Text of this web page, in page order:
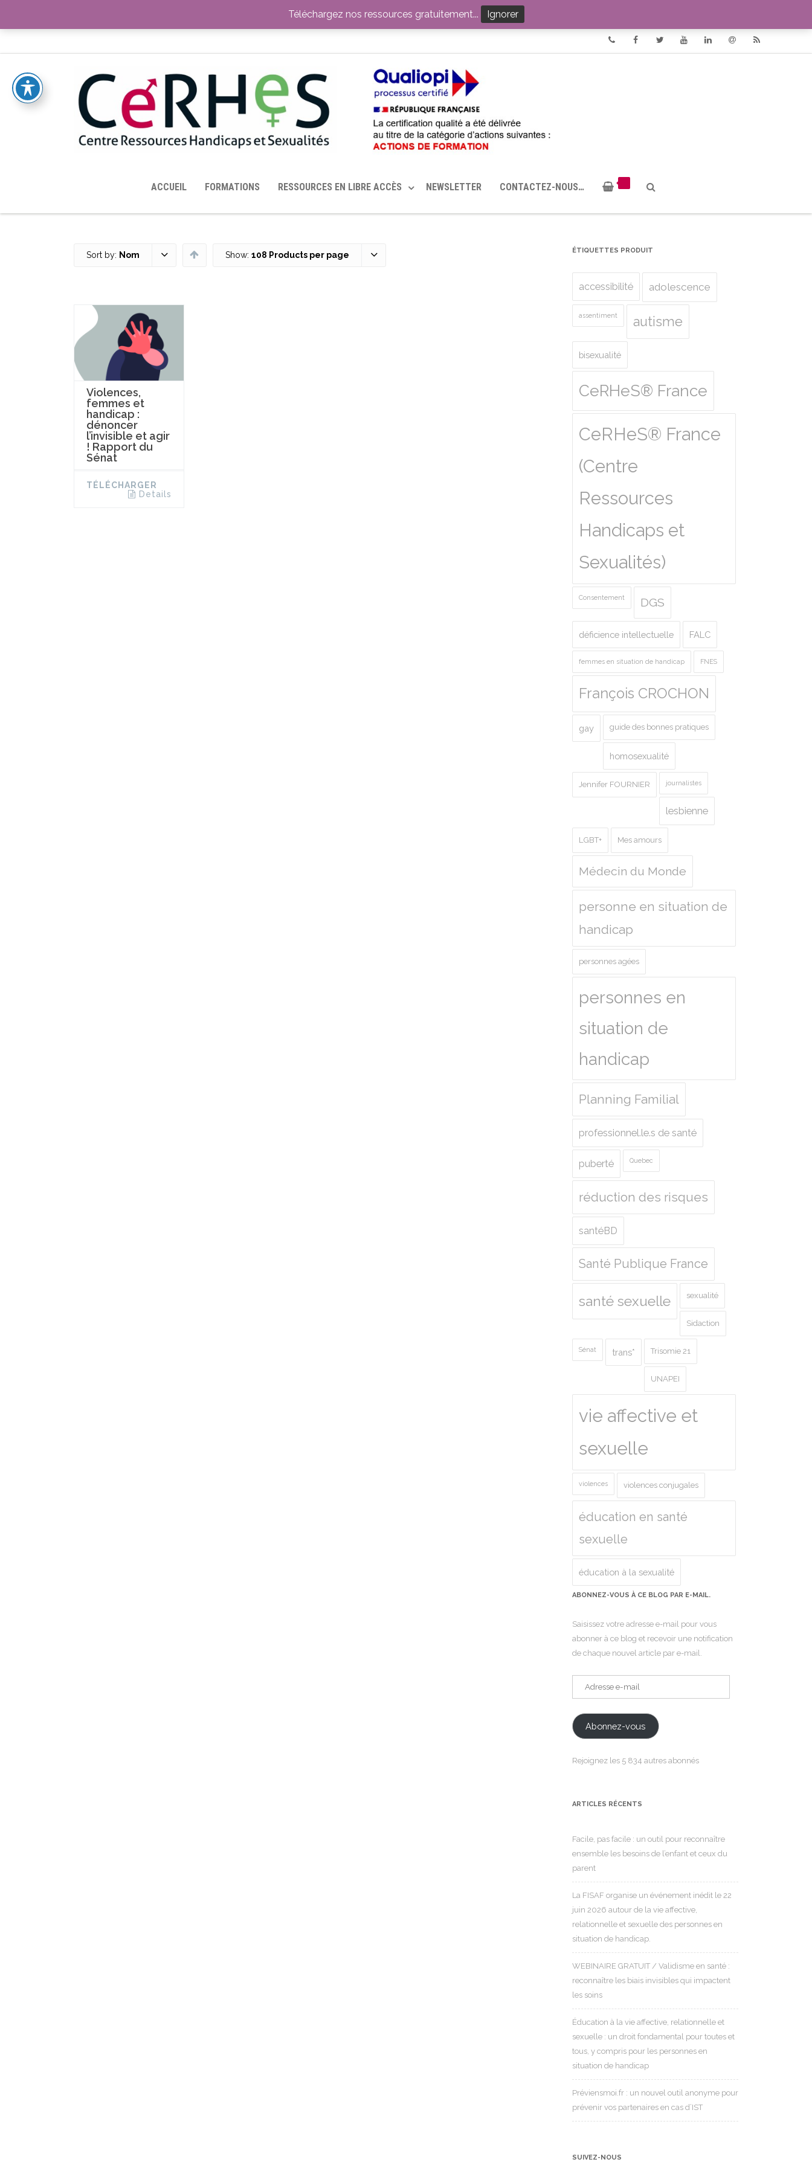
TOUTES LES RESSOURCES MISES À DISPOSITION PAR LE CERHES® FRANCE OUTILS EN SANTÉ SEXUELLE
ACCUEIL FORMATIONS RESSOURCES EN LIBRE ACCÈS NEWSLETTER CONTACTEZ-NOUS…
Sort by: Nom Show: 108 Products per page
Violences,
femmes et
handicap :
dénoncer
l’invisible et agir
! Rapport du
Sénat
TÉLÉCHARGER
Details
ÉTIQUETTES PRODUIT
accessibilité adolescence
assentiment autisme
bisexualité
CeRHeS® France
CeRHeS® France
(Centre
Ressources
Handicaps et
Sexualités)
Consentement DGS
déficience intellectuelle FALC
femmes en situation de handicap FNES
François CROCHON
gay guide des bonnes pratiques
homosexualité
Jennifer FOURNIER journalistes
lesbienne
LGBT+ Mes amours
Médecin du Monde
personne en situation de
handicap
personnes agées
personnes en
situation de
handicap
Planning Familial
professionnel.le.s de santé
puberté Quebec
réduction des risques
santéBD
Santé Publique France
santé sexuelle sexualité
Sidaction
Sénat trans* Trisomie 21
UNAPEI
vie affective et
sexuelle
violences violences conjugales
éducation en santé
sexuelle
éducation à la sexualité
ABONNEZ-VOUS À CE BLOG PAR E-MAIL.
Saisissez votre adresse e-mail pour vous
abonner à ce blog et recevoir une notification
de chaque nouvel article par e-mail.
Adresse
e-
Abonnez-vous
Rejoignez les 5 834 autres abonnés
ARTICLES RÉCENTS
Facile, pas facile : un outil pour reconnaître
ensemble les besoins de l’enfant et ceux du
parent
La FISAF organise un événement inédit le 22
juin 2026 autour de la vie affective,
relationnelle et sexuelle des personnes en
situation de handicap.
WEBINAIRE GRATUIT / Validisme en santé :
reconnaître les biais invisibles qui impactent
les soins
Éducation à la vie affective, relationnelle et
sexuelle : un droit fondamental pour toutes et
tous, y compris pour les personnes en
situation de handicap
Préviensmoi.fr : un nouvel outil anonyme pour
prévenir vos partenaires en cas d’IST
SUIVEZ-NOUS
Téléchargez nos ressources gratuitement... Ignorer